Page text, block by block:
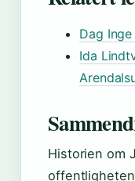
Dag
Ida
Historien om